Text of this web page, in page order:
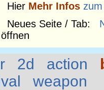
Hier Mehr Infos
Neues Seite / Tab:
öffnen
2d action
weapon